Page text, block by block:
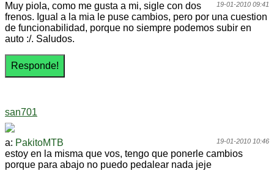
19-01-2010 09:41
Muy piola, como me gusta a mi, sigle con dos
frenos. Igual a la mia le puse cambios, pero por una cuestion
de funcionabilidad, porque no siempre podemos subir en
auto :/. Saludos.
san701
19-01-2010 10:46
a: PakitoMTB
estoy en la misma que vos, tengo que ponerle cambios
porque para abajo no puedo pedalear nada jeje